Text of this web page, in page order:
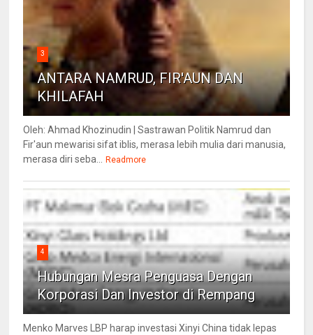
3
ANTARA NAMRUD, FIR'AUN DAN
KHILAFAH
Oleh: Ahmad Khozinudin | Sastrawan Politik Namrud dan
Fir'aun mewarisi sifat iblis, merasa lebih mulia dari manusia,
merasa diri seba... Readmore
4
Hubungan Mesra Penguasa Dengan
Korporasi Dan Investor di Rempang
Menko Marves LBP harap investasi Xinyi China tidak lepas